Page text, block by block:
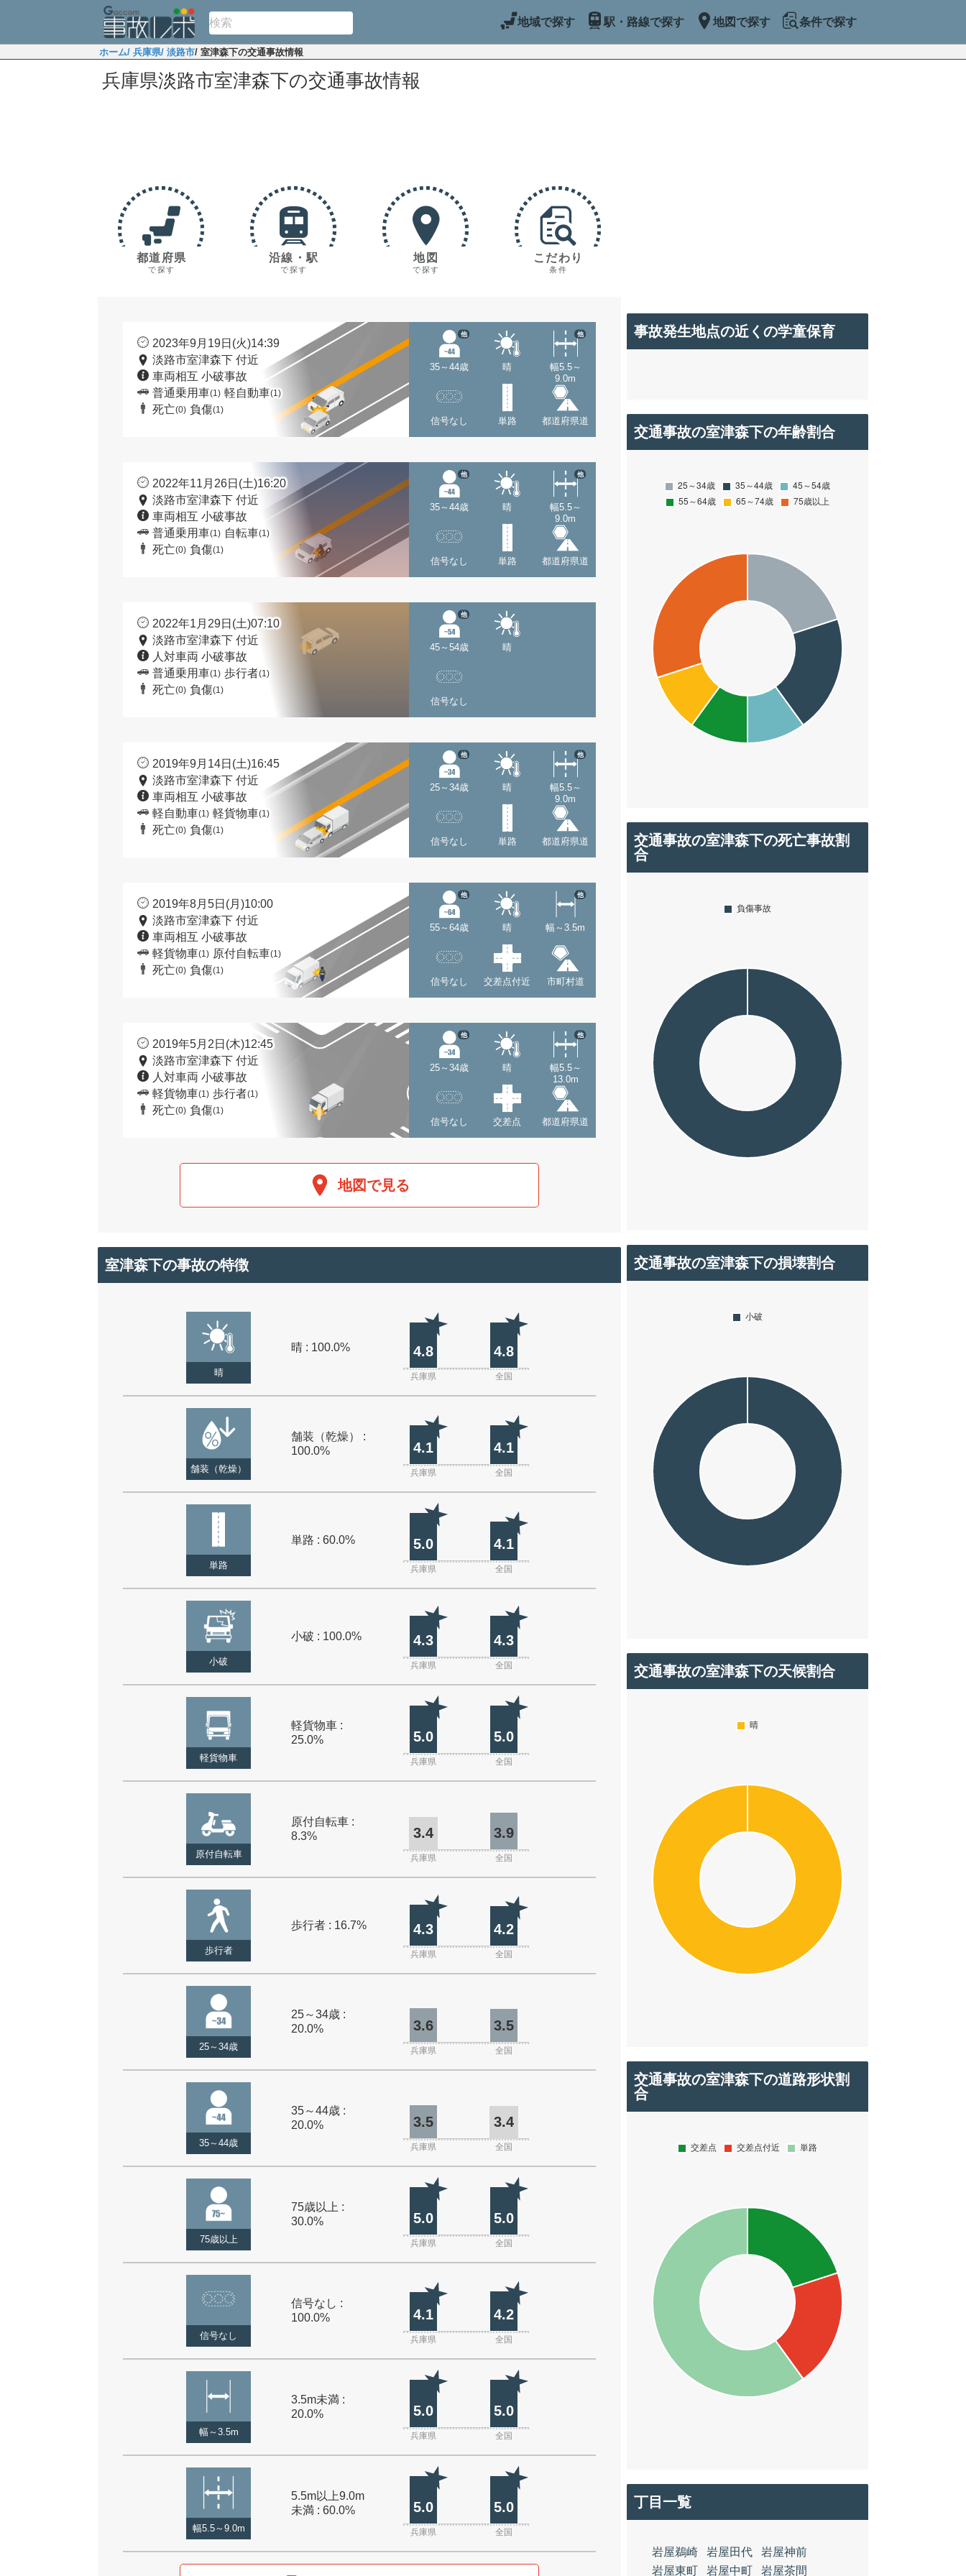
地域で探す 駅・路線で探す 地図で探す 条件で探す
ホーム/ 兵庫県/ 淡路市/ 室津森下の交通事故情報
兵庫県淡路市室津森下の交通事故情報
都道府県
で探す
沿線・駅
で探す
地図
で探す
こだわり
条件
2023年9月19日(火)14:39
淡路市室津森下 付近
車両相互 小破事故
普通乗用車(1) 軽自動車(1)
死亡(0) 負傷(1)
35～44歳
他
晴
幅5.5～
9.0m
他
信号なし 単路 都道府県道
2022年11月26日(土)16:20
淡路市室津森下 付近
車両相互 小破事故
普通乗用車(1) 自転車(1)
死亡(0) 負傷(1)
35～44歳
他
晴
幅5.5～
9.0m
他
信号なし 単路 都道府県道
2022年1月29日(土)07:10
淡路市室津森下 付近
人対車両 小破事故
普通乗用車(1) 歩行者(1)
死亡(0) 負傷(1)
45～54歳
他
晴
信号なし
2019年9月14日(土)16:45
淡路市室津森下 付近
車両相互 小破事故
軽自動車(1) 軽貨物車(1)
死亡(0) 負傷(1)
25～34歳
他
晴
幅5.5～
9.0m
他
信号なし 単路 都道府県道
2019年8月5日(月)10:00
淡路市室津森下 付近
車両相互 小破事故
軽貨物車(1) 原付自転車(1)
死亡(0) 負傷(1)
55～64歳
他
晴 幅～3.5m
他
信号なし 交差点付近 市町村道
2019年5月2日(木)12:45
淡路市室津森下 付近
人対車両 小破事故
軽貨物車(1) 歩行者(1)
死亡(0) 負傷(1)
25～34歳
他
晴
幅5.5～
13.0m
他
信号なし 交差点 都道府県道
地図で見る
室津森下の事故の特徴
晴
晴 : 100.0% 4.8 4.8
兵庫県 全国
舗装（乾燥）
舗装（乾燥） :
100.0%
4.1 4.1
兵庫県 全国
単路
単路 : 60.0% 5.0 4.1
兵庫県 全国
小破
小破 : 100.0% 4.3 4.3
兵庫県 全国
軽貨物車
軽貨物車 :
25.0%
5.0 5.0
兵庫県 全国
原付自転車
原付自転車 :
8.3%
3.4 3.9
兵庫県 全国
歩行者
歩行者 : 16.7% 4.3 4.2
兵庫県 全国
25～34歳
25～34歳 :
20.0%
3.6 3.5
兵庫県 全国
35～44歳
35～44歳 :
20.0%
3.5 3.4
兵庫県 全国
75歳以上
75歳以上 :
30.0%
5.0 5.0
兵庫県 全国
信号なし
信号なし :
100.0%
4.1 4.2
兵庫県 全国
幅～3.5m
3.5m未満 :
20.0%
5.0 5.0
兵庫県 全国
幅5.5～9.0m
5.5m以上9.0m
未満 : 60.0%
5.0 5.0
兵庫県 全国
事故発生地点の近くの学童保育
交通事故の室津森下の年齢割合
交通事故の室津森下の死亡事故割
合
交通事故の室津森下の損壊割合
交通事故の室津森下の天候割合
交通事故の室津森下の道路形状割
合
丁目一覧
岩屋鵜崎 岩屋田代
岩屋神前
岩屋東町
岩屋中町 岩屋茶間